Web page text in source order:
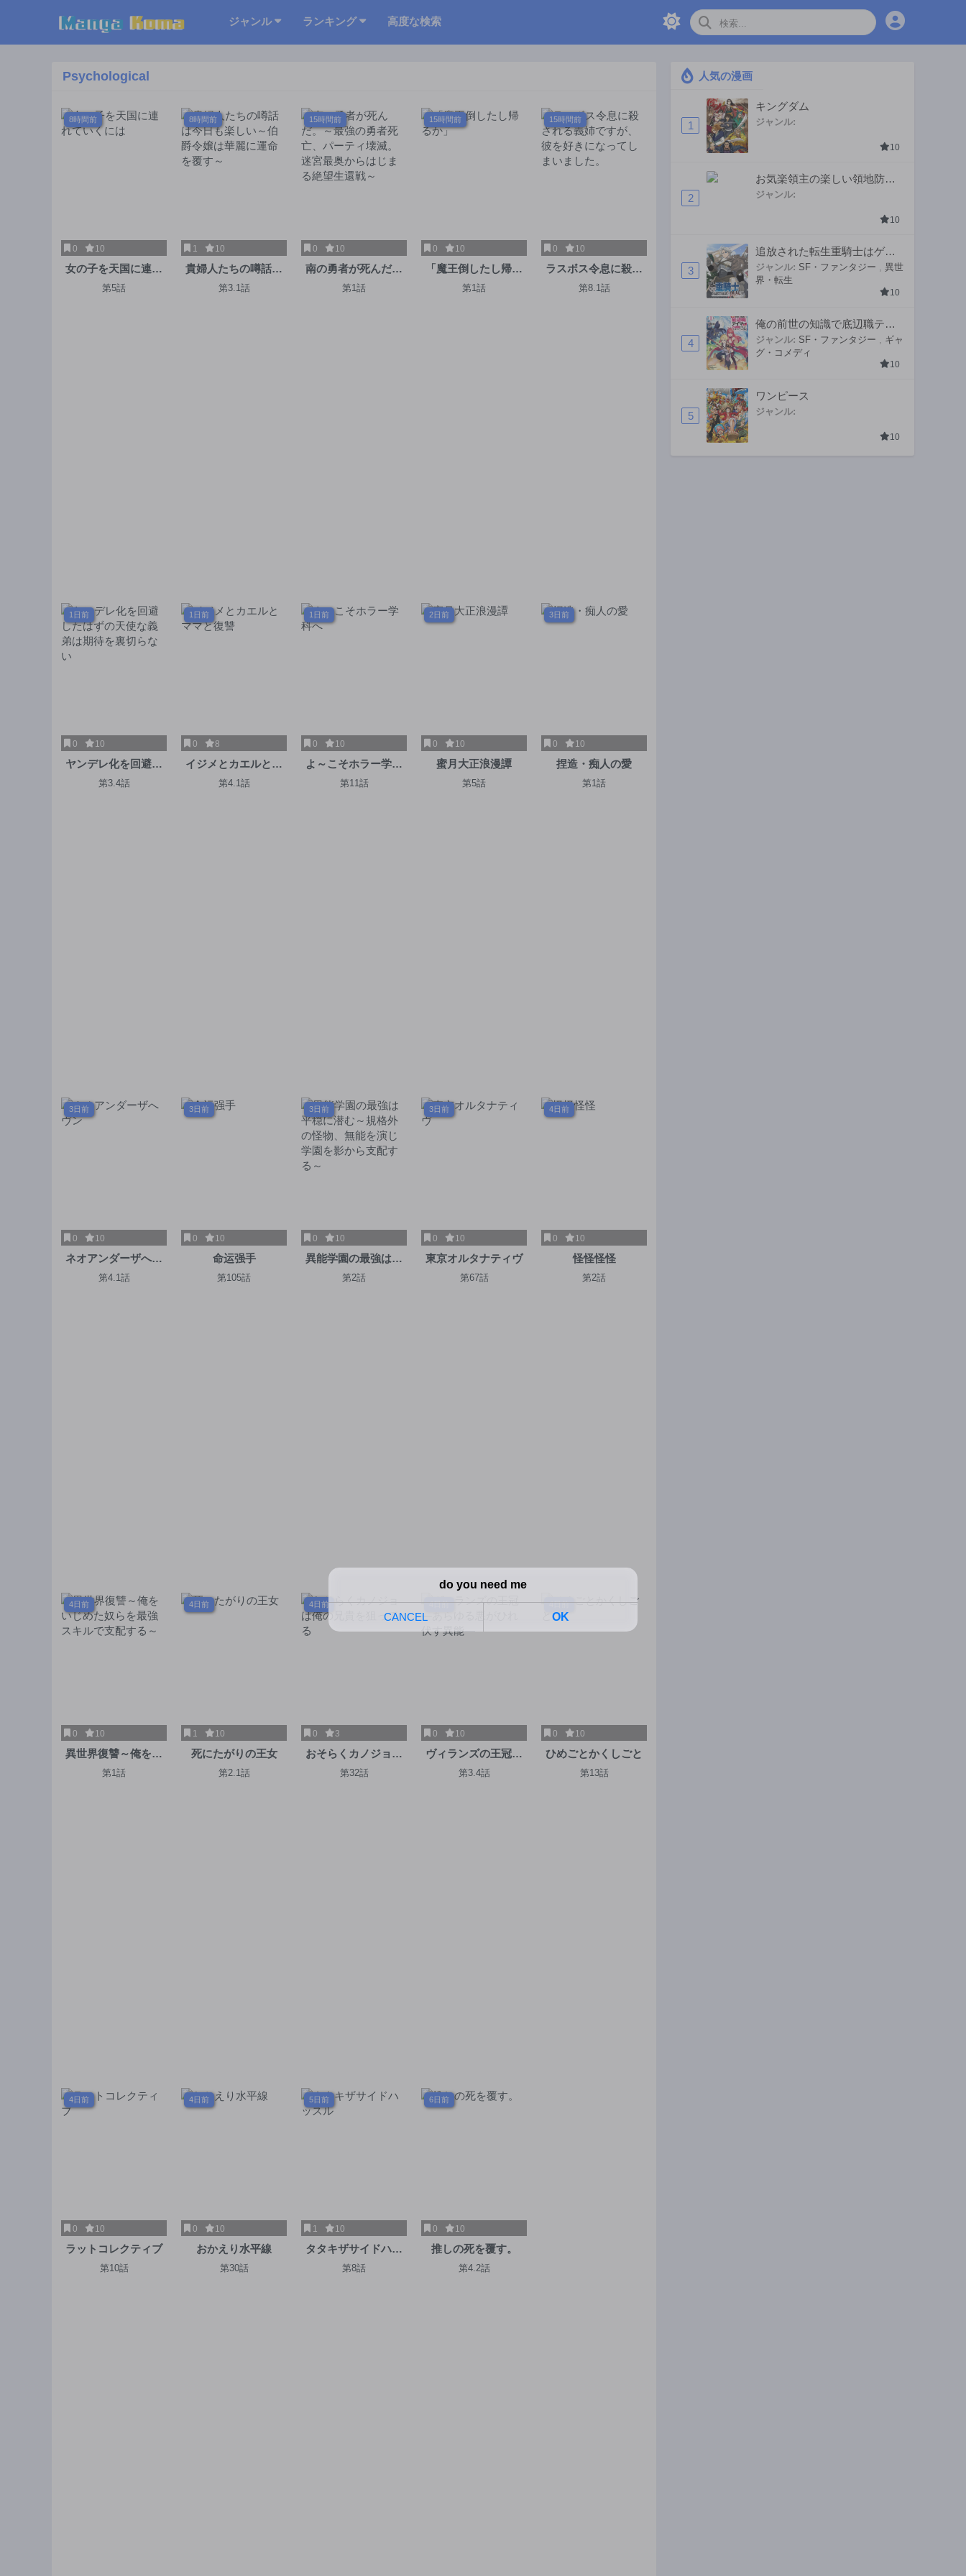
ジャンル ランキング 高度な検索
Psychological
8時間前
0 10
女の子を天国に連れ
ていくには
第5話
8時間前
1 10
貴婦人たちの噂話は
今日も楽しい～伯爵
第3.1話
15時間前
0 10
南の勇者が死んだ。
～最強の勇者死亡、
第1話
15時間前
0 10
「魔王倒したし帰る
か」
第1話
15時間前
0 10
ラスボス令息に殺さ
れる義姉ですが、彼
第8.1話
1日前
0 10
ヤンデレ化を回避し
たはずの天使な義弟
第3.4話
1日前
0 8
イジメとカエルとマ
マと復讐
第4.1話
1日前
0 10
よ～こそホラー学科
へ
第11話
2日前
0 10
蜜月大正浪漫譚
第5話
3日前
0 10
捏造・痴人の愛
第1話
3日前
0 10
ネオアンダーザへヴ
ン
第4.1話
3日前
0 10
命运强手
第105話
3日前
0 10
異能学園の最強は平
穏に潜む～規格外の
第2話
3日前
0 10
東京オルタナティヴ
第67話
4日前
0 10
怪怪怪怪
第2話
4日前
0 10
異世界復讐～俺をい
じめた奴らを最強ス
第1話
4日前
1 10
死にたがりの王女
第2.1話
4日前
0 3
おそらくカノジョは
俺の兄貴を狙ってる
第32話
4日前
0 10
ヴィランズの王冠―
あらゆる悪がひれ伏
第3.4話
4日前
0 10
ひめごとかくしごと
第13話
4日前
0 10
ラットコレクティブ
第10話
4日前
0 10
おかえり水平線
第30話
5日前
1 10
タタキザサイドハッ
スル
第8話
6日前
0 10
推しの死を覆す。
第4.2話
人気の漫画
1
キングダム
ジャンル:
10
2
お気楽領主の楽しい領地防衛
〜生産系魔術で名もなき村を
ジャンル:
10
3
追放された転生重騎士はゲー
ム知識で無双する
ジャンル: SF・ファンタジー
異世
界・転生
10
4
俺の前世の知識で底辺職テイ
マーが上級職になってしまい
そうな件
ジャンル: SF・ファンタジー
ギャ
グ・コメディ
10
5
ワンピース
ジャンル:
10